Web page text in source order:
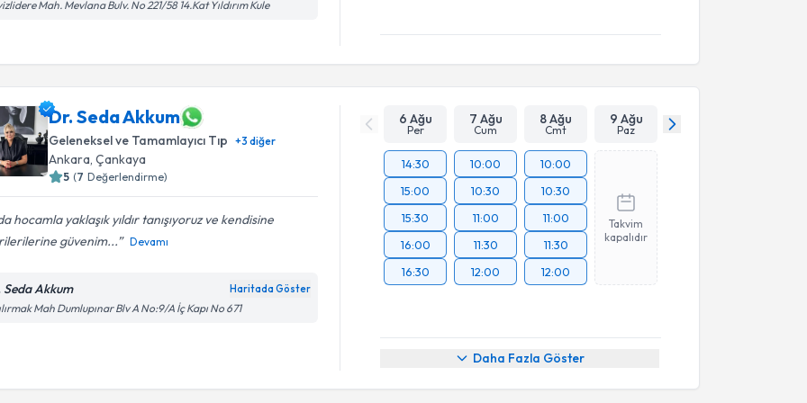
Mah. Mevlana Bulv. No 221/58 14.Kat Yıldırım Kule
Dr. Seda Akkum
Geleneksel ve Tamamlayıcı Tıp +3 diğer
Ankara ,Çankaya
5 (7 Değerlendirme)
hocamla yaklaşık yıldır tanışıyoruz ve kendisine
güvenim...
Devamı
Seda Akkum Haritada Göster
Mah Dumlupınar Blv A No:9/A İç Kapı No 671
6 Ağu
Per
7 Ağu
Cum
8 Ağu
Cmt
9 Ağu
Paz
14:30
15:00
15:30
16:00
16:30
10:00
10:30
11:00
11:30
12:00
10:00
10:30
11:00
11:30
12:00
Takvim
kapalıdır
Daha Fazla Göster